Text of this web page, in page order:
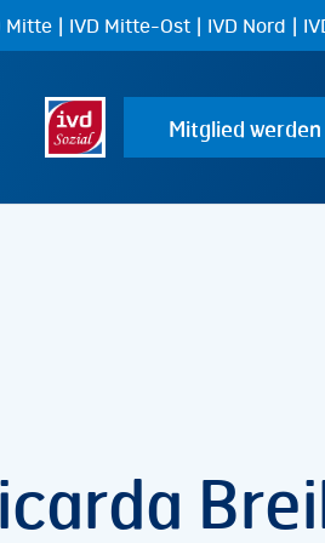
Mitte | IVD Mitte-Ost | IVD Nord |
Mitglied werden